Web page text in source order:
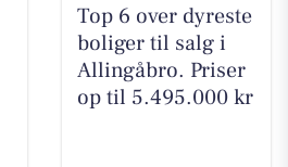
Top 6 over dyreste
boliger til salg i
Allingåbro. Priser
op til 5.495.000 kr